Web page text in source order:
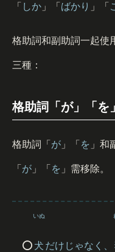
「 しか 」「 ばかり 」「
格助詞和副助詞一起使
三種：
格助詞「が」「を
格助詞「 が 」「 を 」和
「 が 」「 を 」需移除。
⭕️ 犬
いぬ
だけじゃなく、